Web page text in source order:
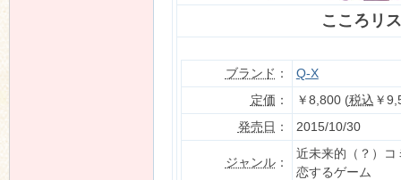
こころリ
ブランド ：
Q-X
定価 ： ￥8,800 (税込 ￥
発売日 ： 2015/10/30
ジャンル：
近未来的（？）コ
恋するゲーム